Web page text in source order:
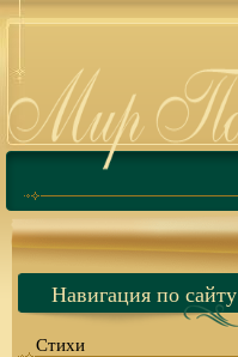
Навигация по сайту
Стихи